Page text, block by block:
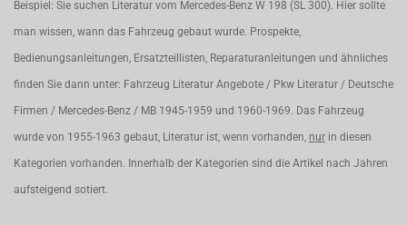
Beispiel: Sie suchen Literatur vom Mercedes-Benz W 198 (SL 300). Hier sollte
man wissen, wann das Fahrzeug gebaut wurde. Prospekte,
Bedienungsanleitungen, Ersatzteillisten, Reparaturanleitungen und ähnliches
finden Sie dann unter: Fahrzeug Literatur Angebote / Pkw Literatur / Deutsche
Firmen / Mercedes-Benz / MB 1945-1959 und 1960-1969. Das Fahrzeug
wurde von 1955-1963 gebaut, Literatur ist, wenn vorhanden, nur in diesen
Kategorien vorhanden. Innerhalb der Kategorien sind die Artikel nach Jahren
aufsteigend sotiert.